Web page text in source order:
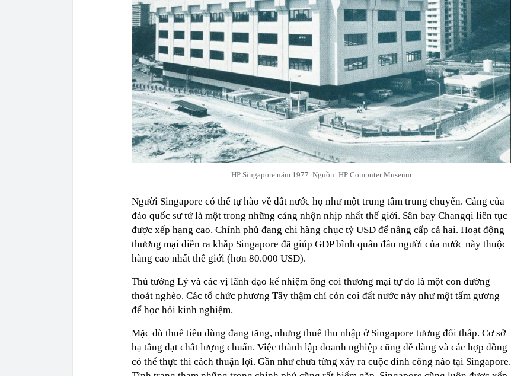
HP Singapore năm 1977. Nguồn: HP Computer Museum
Người Singapore có thể tự hào về đất nước họ như một trung tâm trung chuyển. Cảng của
đảo quốc sư tử là một trong những cảng nhộn nhịp nhất thế giới. Sân bay Changqi liên tục
được xếp hạng cao. Chính phủ đang chi hàng chục tỷ USD để nâng cấp cả hai. Hoạt động
thương mại diễn ra khắp Singapore đã giúp GDP bình quân đầu người của nước này thuộc
hàng cao nhất thế giới (hơn 80.000 USD).
Thủ tướng Lý và các vị lãnh đạo kế nhiệm ông coi thương mại tự do là một con đường
thoát nghèo. Các tổ chức phương Tây thậm chí còn coi đất nước này như một tấm gương
để học hỏi kinh nghiệm.
Mặc dù thuế tiêu dùng đang tăng, nhưng thuế thu nhập ở Singapore tương đối thấp. Cơ sở
hạ tầng đạt chất lượng chuẩn. Việc thành lập doanh nghiệp cũng dễ dàng và các hợp đồng
có thể thực thi cách thuận lợi. Gần như chưa từng xảy ra cuộc đình công nào tại Singapore.